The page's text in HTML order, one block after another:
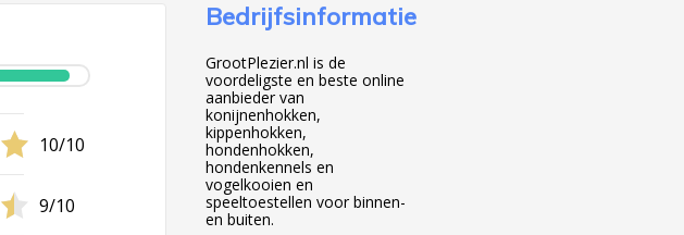
10/10
9/10
Bedrijfsinformatie
GrootPlezier.nl is de
voordeligste en beste online
aanbieder van
konijnenhokken,
kippenhokken,
hondenhokken,
hondenkennels en
vogelkooien en
speeltoestellen voor binnen-
en buiten.